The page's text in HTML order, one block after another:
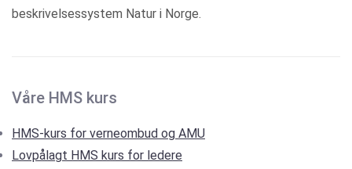
beskrivelsessystem Natur i Norge.
Våre HMS kurs
HMS-kurs for verneombud og AMU
Lovpålagt HMS kurs for ledere